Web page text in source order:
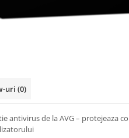
uri (0)
antivirus de la AVG – protejeaza